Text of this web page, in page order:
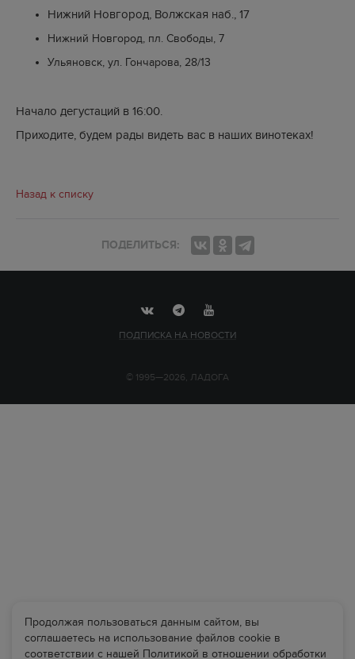
Нижний Новгород, Волжская наб., 17
Нижний Новгород, пл. Свободы, 7
Ульяновск, ул. Гончарова, 28/13
Начало дегустаций в 16:00.
Приходите, будем рады видеть вас в наших винотеках!
Назад к списку
ПОДЕЛИТЬСЯ:
Продолжая пользоваться данным сайтом, вы
соглашаетесь на использование файлов cookie в
соответствии с нашей Политикой в отношении обработки
ПОДПИСКА НА НОВОСТИ
© 1995—2026, ЛАДОГА